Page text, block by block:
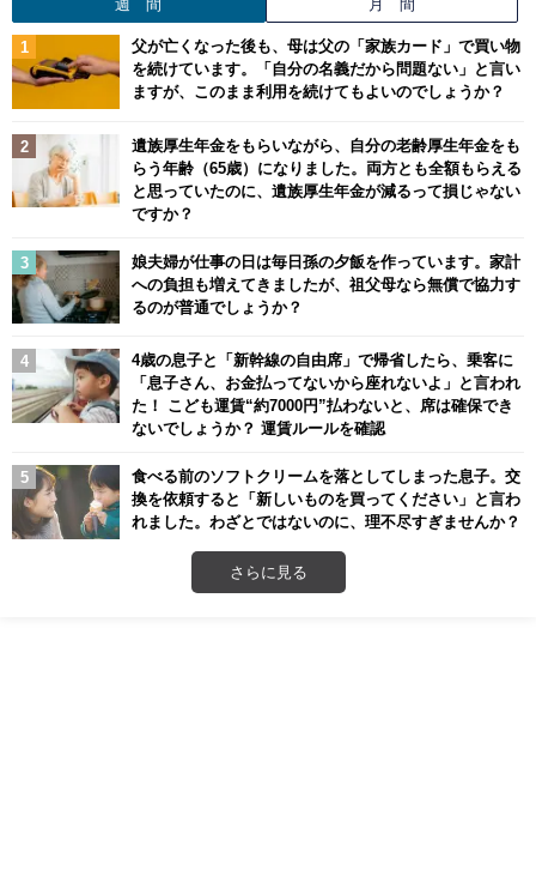
週 間 月 間
父が亡くなった後も、母は父の「家族カード」で買い物
を続けています。「自分の名義だから問題ない」と言い
ますが、このまま利用を続けてもよいのでしょうか？
遺族厚生年金をもらいながら、自分の老齢厚生年金をも
らう年齢（65歳）になりました。両方とも全額もらえる
と思っていたのに、遺族厚生年金が減るって損じゃない
ですか？
娘夫婦が仕事の日は毎日孫の夕飯を作っています。家計
への負担も増えてきましたが、祖父母なら無償で協力す
るのが普通でしょうか？
4歳の息子と「新幹線の自由席」で帰省したら、乗客に
「息子さん、お金払ってないから座れないよ」と言われ
た！ こども運賃“約7000円”払わないと、席は確保でき
ないでしょうか？ 運賃ルールを確認
食べる前のソフトクリームを落としてしまった息子。交
換を依頼すると「新しいものを買ってください」と言わ
れました。わざとではないのに、理不尽すぎませんか？
さらに見る